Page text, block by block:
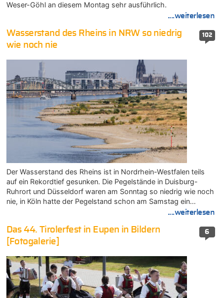
Weser-Göhl an diesem Montag sehr ausführlich.
....weiterlesen
102
Wasserstand des Rheins in NRW so niedrig
wie noch nie
Der Wasserstand des Rheins ist in Nordrhein-Westfalen teils
auf ein Rekordtief gesunken. Die Pegelstände in Duisburg-
Ruhrort und Düsseldorf waren am Sonntag so niedrig wie noch
nie, in Köln hatte der Pegelstand schon am Samstag ein…
....weiterlesen
6
Das 44. Tirolerfest in Eupen in Bildern
[Fotogalerie]